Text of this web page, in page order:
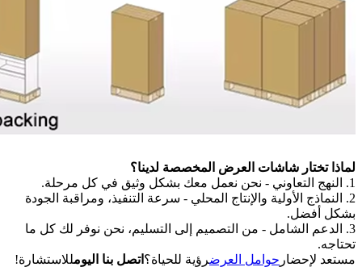
لماذا تختار شاشات العرض المخصصة لدينا؟
1. النهج التعاوني - نحن نعمل معك بشكل وثيق في كل مرحلة.
2. النماذج الأولية والإنتاج المحلي - سرعة التنفيذ، ومراقبة الجودة
بشكل أفضل.
3. الدعم الشامل - من التصميم إلى التسليم، نحن نوفر لك كل ما
تحتاجه.
مستعد لإحضار حوامل العرضرؤية للحياة؟ اتصل بنا اليومللاستشارة!